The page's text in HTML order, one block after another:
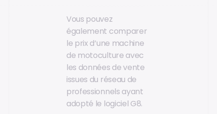
Vous pouvez
également comparer
le prix d’une machine
de motoculture avec
les données de vente
issues du réseau de
professionnels ayant
adopté le logiciel G8.